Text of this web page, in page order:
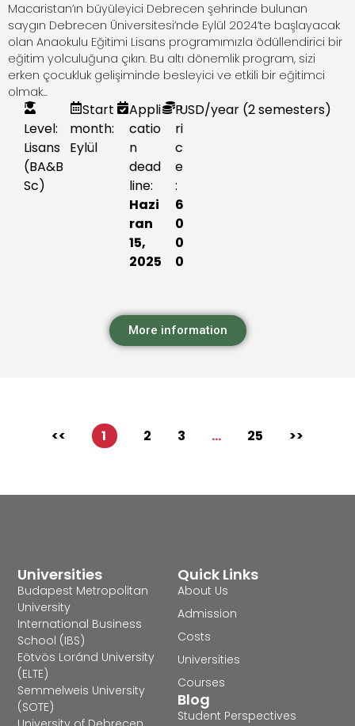
Macaristan’ın büyüleyici Debrecen şehrinde bulunan
saygın Debrecen Üniversitesi’nde Eylül 2024’te başlayacak
olan Anaokulu Eğitimi Lisans programımızla ödüllendirici bir
eğitim yolculuğuna çıkın. Bu altı dönemlik program, sizi
erken çocukluk gelişiminde besleyici ve etkili bir eğitimci
olmak...
Level:
Lisans
(BA&B
Sc)
Start
month:
Eylül
Appli
catio
n
dead
line:
Hazi
ran
15,
2025
P
ri
c
e
:
6
0
0
0
USD/year (2 semesters)
More information
<< 1 2 3 … 25 >>
Quick Links
About Us
Admission
Costs
Universities
Courses
Blog
Student Perspectives
Universities
Budapest Metropolitan
University
International Business
School (IBS)
Eötvös Loránd University
(ELTE)
Semmelweis University
(SOTE)